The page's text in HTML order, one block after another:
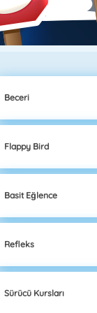
Beceri
Flappy Bird
Basit Eğlence
Refleks
Sürücü Kursları